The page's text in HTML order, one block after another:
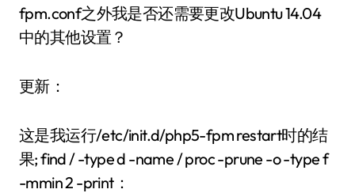
fpm.conf之外我是否还需要更改Ubuntu 14.04
中的其他设置？
更新：
这是我运行/etc/init.d/php5-fpm restart时的结
果; find / -type d -name / proc -prune -o -type f
-mmin 2 -print：